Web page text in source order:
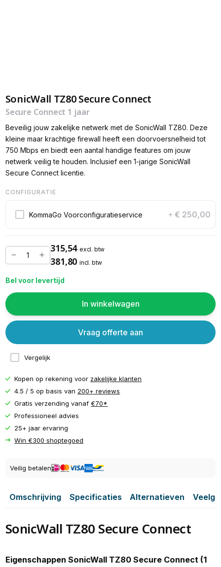
SonicWall TZ80 Secure Connect
Secure Connect 1 jaar
Beveilig jouw zakelijke netwerk met de SonicWall TZ80. Deze
kleine maar krachtige firewall heeft een doorvoersnelheid tot
750 Mbps en biedt een aantal handige features om jouw
netwerk veilig te houden. Inclusief een 1-jarige SonicWall
Secure Connect licentie.
CONFIGURATIE
KommaGo Voorconfiguratieservice + € 250,00
315,54 excl. btw
381,80 incl. btw
Bel voor levertijd
In winkelwagen
Vergelijk
Vraag offerte aan
Kopen op rekening voor zakelijke klanten
4.5 / 5 op basis van 200+ reviews
Gratis verzending vanaf€70*
Professioneel advies
25+ jaar ervaring
Win €300 shoptegoed
Veilig betalen
Omschrijving Specificaties Alternatieven
SonicWall TZ80 Secure Connect
Eigenschappen SonicWall TZ80 Secure Connect (1